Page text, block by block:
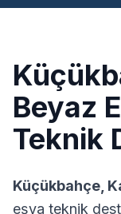
Beyaz
Teknik
Küçükbahçe
eşya teknik